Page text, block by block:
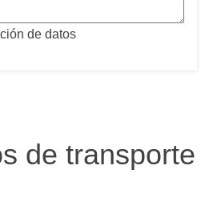
de datos
de transporte